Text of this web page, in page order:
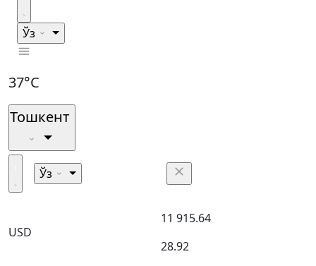
Ўз
37°C
Тошкент
Ўз
USD
11 915.64
28.92